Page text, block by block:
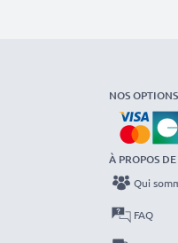
NOS
À PROPOS
Qui
FAQ